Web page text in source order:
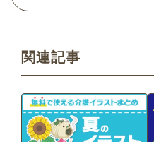
関連記事